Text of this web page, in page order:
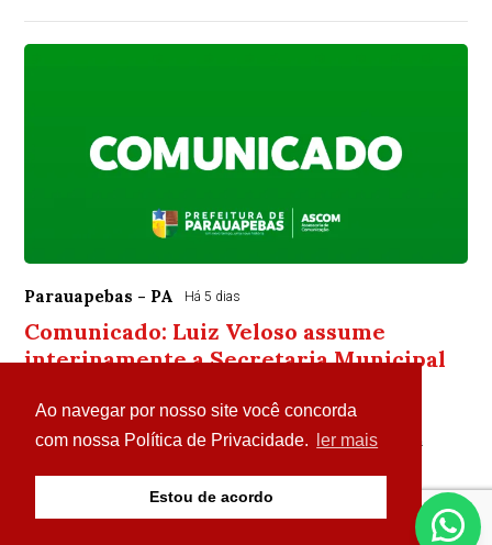
Ao navegar por nosso site você concorda
com nossa Política de Privacidade.
ler mais
Estou de acordo
Parauapebas - PA Há 5 dias
Comunicado: Luiz Veloso assume
interinamente a Secretaria Municipal
A Prefeitura de Parauapebas informa que, conforme
publicado no Diário Oficial do Município Nº 1397, desta